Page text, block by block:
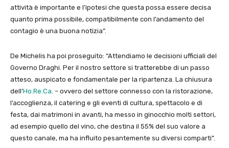
attività è importante e l’ipotesi che questa possa essere decisa
quanto prima possibile, compatibilmente con l’andamento del
contagio è una buona notizia”.
De Michelis ha poi proseguito: “Attendiamo le decisioni ufficiali del
Governo Draghi. Per il nostro settore si tratterebbe di un passo
atteso, auspicato e fondamentale per la ripartenza. La chiusura
dell’Ho.Re.Ca . – ovvero del settore connesso con la ristorazione,
l’accoglienza, il catering e gli eventi di cultura, spettacolo e di
festa, dai matrimoni in avanti, ha messo in ginocchio molti settori,
ad esempio quello del vino, che destina il 55% del suo valore a
questo canale, ma ha influito pesantemente su diversi comparti”.